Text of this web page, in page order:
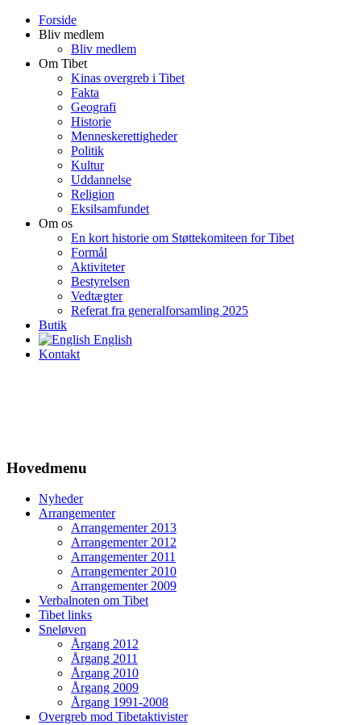
Forside
Bliv medlem
Bliv medlem
Om Tibet
Kinas overgreb i Tibet
Fakta
Geografi
Historie
Menneskerettigheder
Politik
Kultur
Uddannelse
Religion
Eksilsamfundet
Om os
En kort historie om Støttekomiteen for Tibet
Formål
Aktiviteter
Bestyrelsen
Vedtægter
Referat fra generalforsamling 2025
Butik
English
Kontakt
Hovedmenu
Nyheder
Arrangementer
Arrangementer 2013
Arrangementer 2012
Arrangementer 2011
Arrangementer 2010
Arrangementer 2009
Verbalnoten om Tibet
Tibet links
Sneløven
Årgang 2012
Årgang 2011
Årgang 2010
Årgang 2009
Årgang 1991-2008
Overgreb mod Tibetaktivister